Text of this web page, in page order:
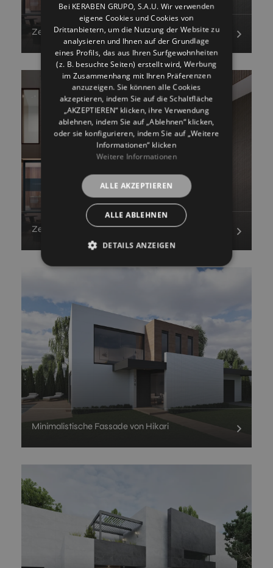
Zeitgenössische Fassade aus Titan Oxigen
Zeitgenössische Fassade aus Titanium
Minimalistische Fassade von Hikari
FRENCH
GERMAN
Bei KERABEN GRUPO, S.A.U. Wir verwenden
eigene Cookies und Cookies von
Drittanbietern, um die Nutzung der Website zu
analysieren und Ihnen auf der Grundlage
eines Profils, das aus Ihren Surfgewohnheiten
(z. B. besuchte Seiten) erstellt wird, Werbung
im Zusammenhang mit Ihren Präferenzen
anzuzeigen. Sie können alle Cookies
akzeptieren, indem Sie auf die Schaltfläche
„AKZEPTIEREN“ klicken, ihre Verwendung
ablehnen, indem Sie auf „Ablehnen“ klicken,
oder sie konfigurieren, indem Sie auf „Weitere
Informationen“ klicken
Weitere Informationen
ALLE AKZEPTIEREN
ALLE ABLEHNEN
DETAILS ANZEIGEN